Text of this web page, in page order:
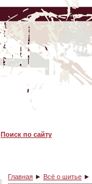
Поиск по сайту
Главная ► Всё о шитье ►